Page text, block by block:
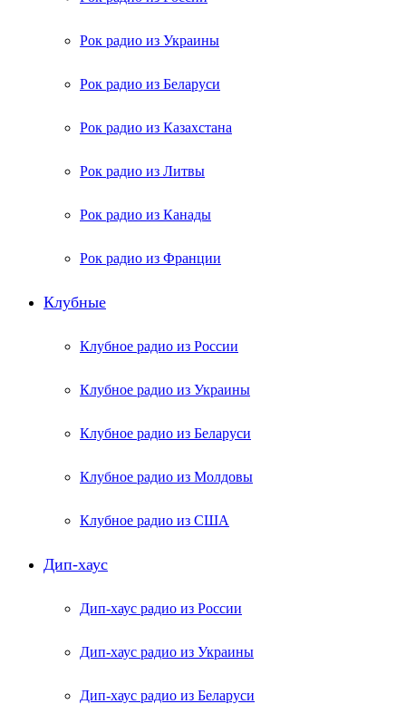
Рок радио из Украины
Рок радио из Беларуси
Рок радио из Казахстана
Рок радио из Литвы
Рок радио из Канады
Рок радио из Франции
Клубные
Клубное радио из России
Клубное радио из Украины
Клубное радио из Беларуси
Клубное радио из Молдовы
Клубное радио из США
Дип-хаус
Дип-хаус радио из России
Дип-хаус радио из Украины
Дип-хаус радио из Беларуси